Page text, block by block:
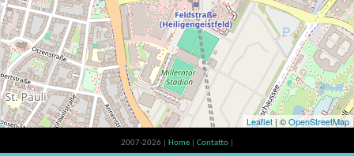
Leaflet| ©OpenStreetMap
2007-2026 | Home Contatto